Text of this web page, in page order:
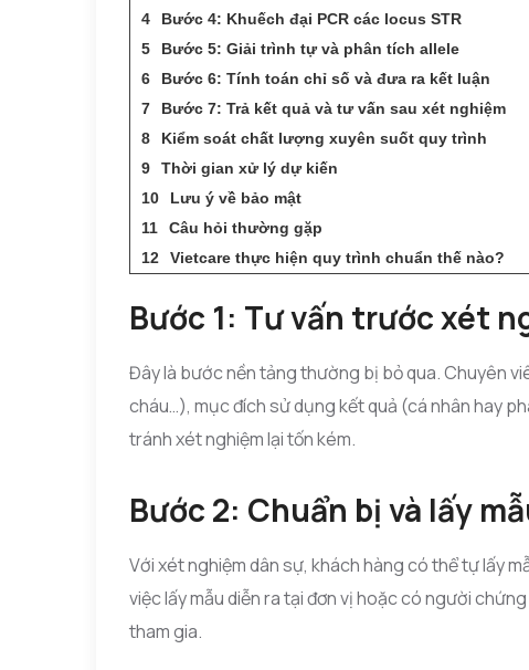
Bước 4: Khuếch đại PCR các locus STR
Bước 5: Giải trình tự và phân tích allele
Bước 6: Tính toán chỉ số và đưa ra kết luận
Bước 7: Trả kết quả và tư vấn sau xét nghiệm
Kiểm soát chất lượng xuyên suốt quy trình
Thời gian xử lý dự kiến
Lưu ý về bảo mật
Câu hỏi thường gặp
Vietcare thực hiện quy trình chuẩn thế nào?
Bước 1: Tư vấn trước xét
Đây là bước nền tảng thường bị bỏ qua. Chuyên
cháu…), mục đích sử dụng kết quả (cá nhân hay
tránh xét nghiệm lại tốn kém.
Bước 2: Chuẩn bị và lấy
Với xét nghiệm dân sự, khách hàng có thể tự lấy
việc lấy mẫu diễn ra tại đơn vị hoặc có người
tham gia.